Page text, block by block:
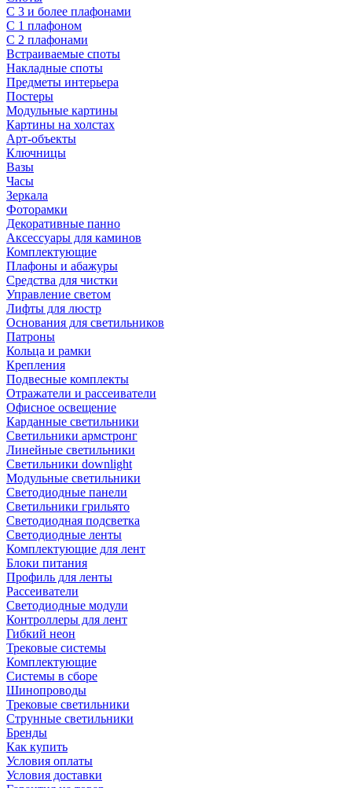
С 3 и более плафонами
С 1 плафоном
С 2 плафонами
Встраиваемые споты
Накладные споты
Предметы интерьера
Постеры
Модульные картины
Картины на холстах
Арт-объекты
Ключницы
Вазы
Часы
Зеркала
Фоторамки
Декоративные панно
Аксессуары для каминов
Комплектующие
Плафоны и абажуры
Средства для чистки
Управление светом
Лифты для люстр
Основания для светильников
Патроны
Кольца и рамки
Крепления
Подвесные комплекты
Отражатели и рассеиватели
Офисное освещение
Карданные светильники
Светильники армстронг
Линейные светильники
Светильники downlight
Модульные светильники
Светодиодные панели
Светильники грильято
Светодиодная подсветка
Светодиодные ленты
Комплектующие для лент
Блоки питания
Профиль для ленты
Рассеиватели
Светодиодные модули
Контроллеры для лент
Гибкий неон
Трековые системы
Комплектующие
Системы в сборе
Шинопроводы
Трековые светильники
Струнные светильники
Бренды
Как купить
Условия оплаты
Условия доставки